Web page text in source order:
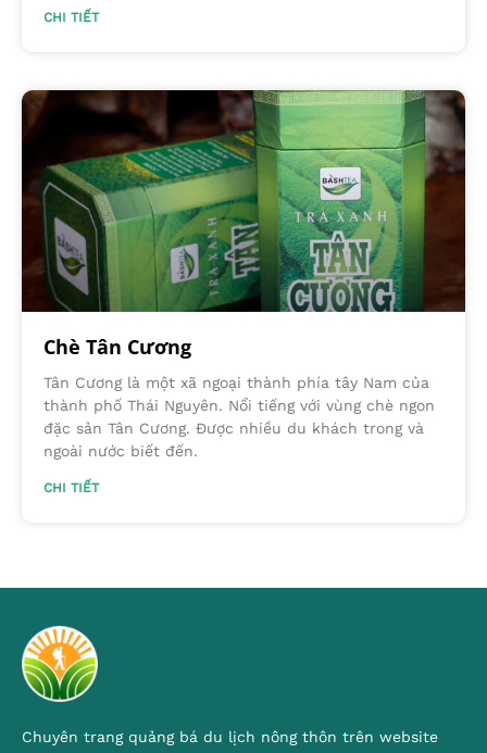
CHI TIẾT
Chè Tân Cương
Tân Cương là một xã ngoại thành phía tây Nam của
thành phố Thái Nguyên. Nổi tiếng với vùng chè ngon
đặc sản Tân Cương. Được nhiều du khách trong và
ngoài nước biết đến.
CHI TIẾT
Chuyên trang quảng bá du lịch nông thôn trên website